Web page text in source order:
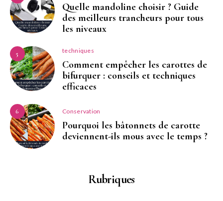
Quelle mandoline choisir ? Guide
des meilleurs trancheurs pour tous
les niveaux
5 techniques
Comment empêcher les carottes de
bifurquer : conseils et techniques
efficaces
6 Conservation
Pourquoi les bâtonnets de carotte
deviennent-ils mous avec le temps ?
Rubriques